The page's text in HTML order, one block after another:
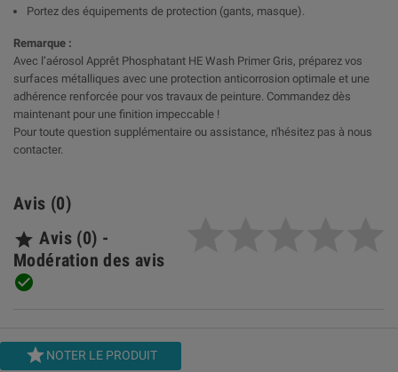
Portez des équipements de protection (gants, masque).
Remarque :
Avec l’aérosol Apprêt Phosphatant HE Wash Primer Gris, préparez vos
surfaces métalliques avec une protection anticorrosion optimale et une
adhérence renforcée pour vos travaux de peinture. Commandez dès
maintenant pour une finition impeccable !
Pour toute question supplémentaire ou assistance, n'hésitez pas à nous
contacter.
Avis (0)
 Avis (0) -
Modération des avis

NOTER LE PRODUIT